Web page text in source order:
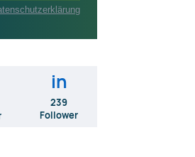
in
239
Follower